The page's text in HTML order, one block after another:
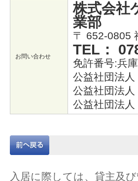
お問い合わせ
株式会社
業部
〒 652-0805
TEL：
免許番号:兵
公益社団法
公益社団法
公益社団法
入居に際しては、貸主及